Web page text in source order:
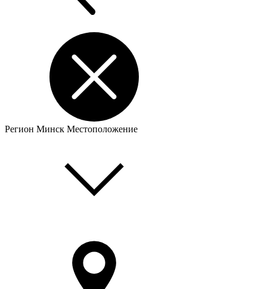
Регион Минск Местоположение